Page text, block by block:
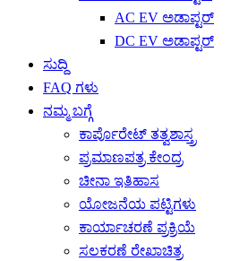
AC EV ಅಡಾಪ್ಟರ್
DC EV ಅಡಾಪ್ಟರ್
ಸುದ್ದಿ
FAQ ಗಳು
ನಮ್ಮ ಬಗ್ಗೆ
ಕಾರ್ಪೊರೇಟ್ ತತ್ವಶಾಸ್ತ್ರ
ಪ್ರಮಾಣಪತ್ರ ಕೇಂದ್ರ
ಚೀನಾ ಇತಿಹಾಸ
ಯೋಜನೆಯ ಪಟ್ಟಿಗಳು
ಕಾರ್ಯಾಚರಣೆ ಪ್ರಕ್ರಿಯೆ
ಸಲಕರಣೆ ರೇಖಾಚಿತ್ರ